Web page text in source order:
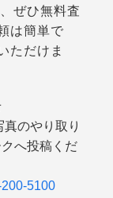
ぜひ無料査
は簡単で
ただけま
のやり取り
へ投稿くだ
5100